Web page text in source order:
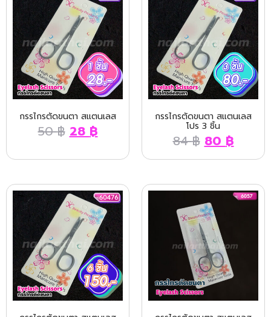
กรรไกรตัดขนตา สแตนเลส
50฿ 28 ฿
กรรไกรตัดขนตา สแตนเลส
โปร 3 ชิ้น
84฿ 80 ฿